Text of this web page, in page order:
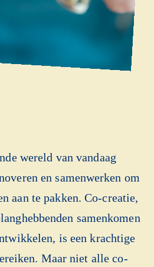
wereld van vandaag
en samenwerken om
aan te pakken. Co-creatie,
samenkomen
is een krachtige
Maar niet alle co-